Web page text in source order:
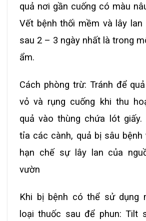
quả nơi gần cuống có màu
Vết bệnh thối mềm và lây lan
sau 2 – 3 ngày nhất là trong
ẩm.
Cách phòng trừ: Tránh để
vỏ và rụng cuống khi thu
quả vào thùng chứa lót giấy.
tỉa các cành, quả bị sâu bệnh
hạn chế sự lây lan của
vườn
Khi bị bệnh có thể sử dụng
loại thuốc sau để phun: Tilt